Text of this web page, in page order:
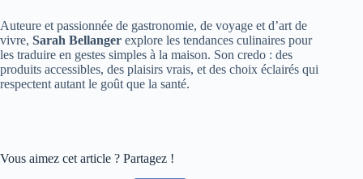
Auteure et passionnée de gastronomie, de voyage et d’art de
vivre, Sarah Bellanger explore les tendances culinaires pour
les traduire en gestes simples à la maison. Son credo : des
produits accessibles, des plaisirs vrais, et des choix éclairés qui
respectent autant le goût que la santé.
Vous aimez cet article ? Partagez !